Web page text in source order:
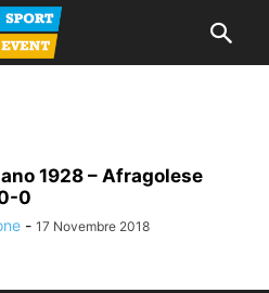
1928 – Afragolese
0
- 17 Novembre 2018